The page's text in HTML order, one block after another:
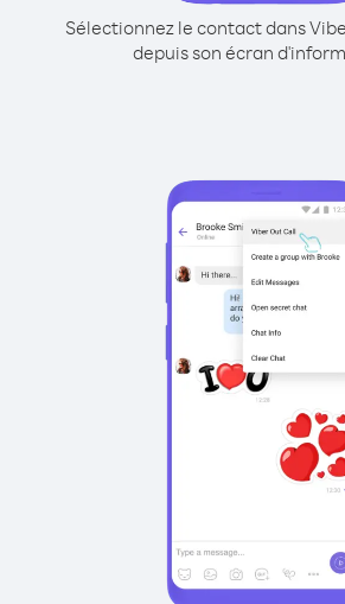
Sélectionnez le contact dans
depuis son écran